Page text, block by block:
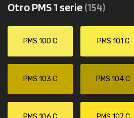
Otro PMS 1 serie(154)
PMS 100 C PMS 101 C
PMS 103 C PMS 104 C